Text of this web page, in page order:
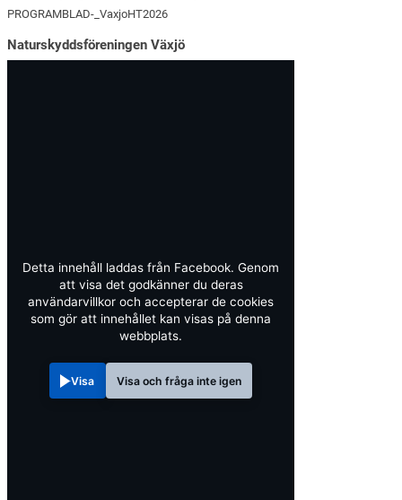
PROGRAMBLAD-_VaxjoHT2026
Naturskyddsföreningen Växjö
Detta innehåll laddas från Facebook. Genom
att visa det godkänner du deras
användarvillkor och accepterar de cookies
som gör att innehållet kan visas på denna
webbplats.
Visa Visa och fråga inte igen